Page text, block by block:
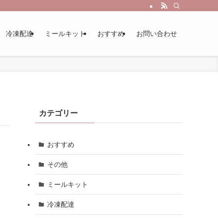
冷凍配達 ミールキット おすすめ お問い合わせ
カテゴリー
おすすめ
その他
ミールキット
冷凍配達